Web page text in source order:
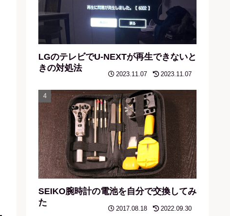
LGのテレビでU-NEXTが再生できないと
きの対処法
2023.11.07 2023.11.07
SEIKO腕時計の電池を自分で交換してみ
た
2017.08.18 2022.09.30